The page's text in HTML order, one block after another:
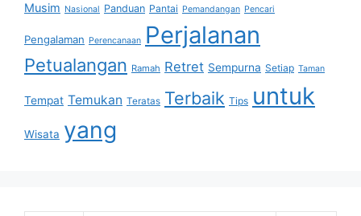
Musim Nasional Panduan Pantai Pemandangan Pencari
Pengalaman Perencanaan Perjalanan
Petualangan Ramah Retret Sempurna Setiap Taman
Tempat Temukan Teratas Terbaik Tips untuk
Wisata yang